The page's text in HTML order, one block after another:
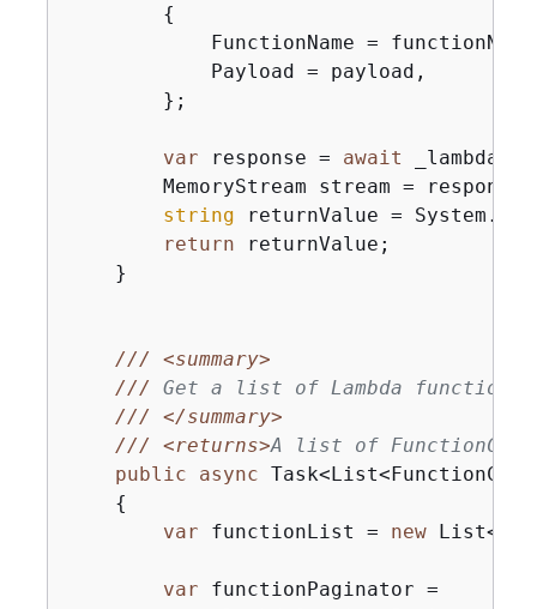
{
FunctionName =
            Payload = payload,
        };
var response = await
MemoryStream stream =
string returnValue =
return returnValue;
    }
///
<summary>
/// Get a list of Lambda functions.
///
</summary>
///
<returns>A list of
public
async
{
var functionList = new
var functionPaginator =